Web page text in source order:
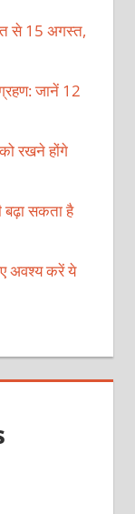
से 15 अगस्त,
जानें 12
रखने होंगे
बढ़ा सकता है
अवश्य करें ये